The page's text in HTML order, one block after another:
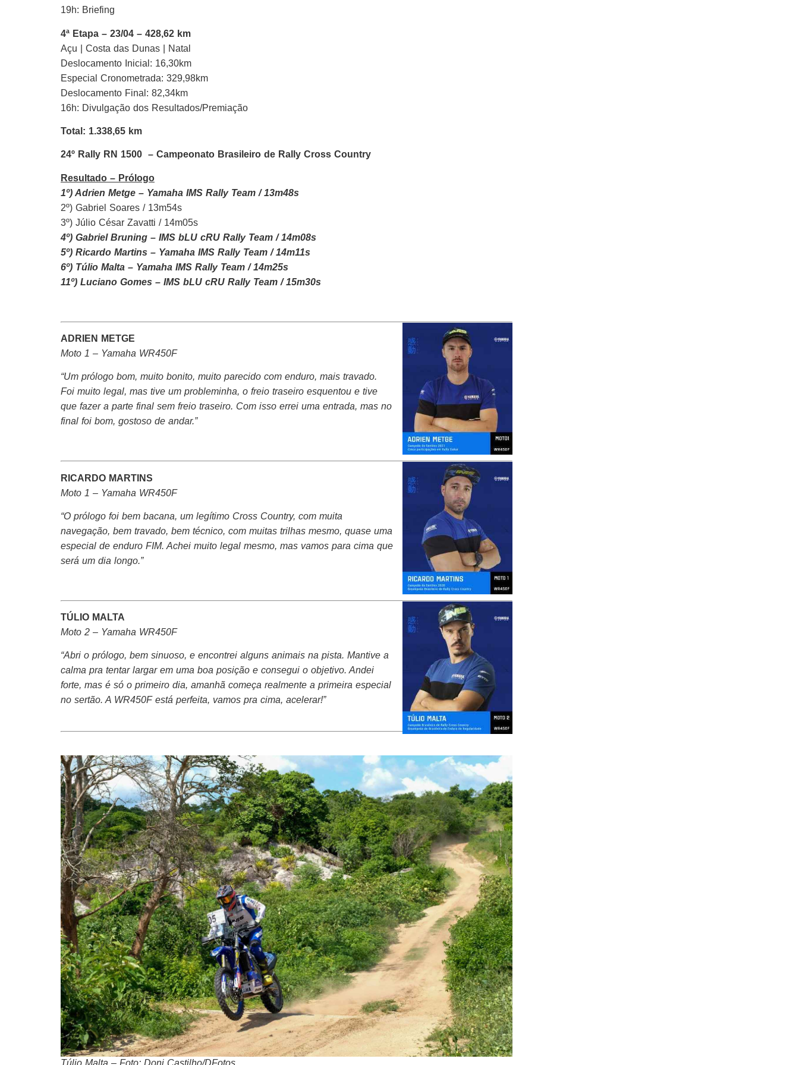
19h: Briefing
4ª Etapa – 23/04 – 428,62 km
Açu | Costa das Dunas | Natal
Deslocamento Inicial: 16,30km
Especial Cronometrada: 329,98km
Deslocamento Final: 82,34km
16h: Divulgação dos Resultados/Premiação
Total: 1.338,65 km
24º Rally RN 1500 – Campeonato Brasileiro de Rally Cross Country
Resultado – Prólogo
1º) Adrien Metge – Yamaha IMS Rally Team / 13m48s
2º) Gabriel Soares / 13m54s
3º) Júlio César Zavatti / 14m05s
4º) Gabriel Bruning – IMS bLU cRU Rally Team / 14m08s
5º) Ricardo Martins – Yamaha IMS Rally Team / 14m11s
6º) Túlio Malta – Yamaha IMS Rally Team / 14m25s
11º) Luciano Gomes – IMS bLU cRU Rally Team / 15m30s
ADRIEN METGE
Moto 1 – Yamaha WR450F
“Um prólogo bom, muito bonito, muito parecido com enduro, mais travado.
Foi muito legal, mas tive um probleminha, o freio traseiro esquentou e tive
que fazer a parte final sem freio traseiro. Com isso errei uma entrada, mas no
final foi bom, gostoso de andar.”
RICARDO MARTINS
Moto 1 – Yamaha WR450F
“O prólogo foi bem bacana, um legítimo Cross Country, com muita
navegação, bem travado, bem técnico, com muitas trilhas mesmo, quase uma
especial de enduro FIM. Achei muito legal mesmo, mas vamos para cima que
será um dia longo.”
TÚLIO MALTA
Moto 2 – Yamaha WR450F
“Abri o prólogo, bem sinuoso, e encontrei alguns animais na pista. Mantive a
calma pra tentar largar em uma boa posição e consegui o objetivo. Andei
forte, mas é só o primeiro dia, amanhã começa realmente a primeira especial
no sertão. A WR450F está perfeita, vamos pra cima, acelerar!”
Túlio Malta – Foto: Doni Castilho/DFotos